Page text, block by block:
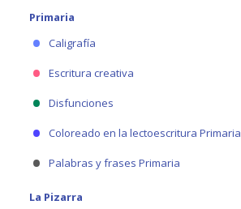
Primaria
Caligrafía
Escritura creativa
Disfunciones
Coloreado en la lectoescritura Primaria
Palabras y frases Primaria
La Pizarra